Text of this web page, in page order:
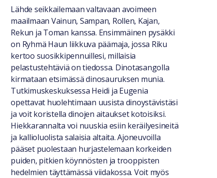
Yleiset tiedot
Lähde seikkailemaan valtavaan avoimeen
maailmaan Vainun, Sampan, Rollen, Kajan,
Rekun ja Toman kanssa. Ensimmäinen pysäkki
on Ryhmä Haun liikkuva päämaja, jossa Riku
kertoo suosikkipennuillesi, millaisia
pelastustehtäviä on tiedossa. Dinotasangolla
kirmataan etsimässä dinosauruksen munia.
Tutkimuskeskuksessa Heidi ja Eugenia
opettavat huolehtimaan uusista dinoystävistäsi
ja voit koristella dinojen aitaukset kotoisiksi.
Hiekkarannalta voi nuuskia esiin keräilyesineitä
ja kallioluolista salaisia altaita. Ajoneuvoilla
pääset puolestaan hurjastelemaan korkeiden
puiden, pitkien köynnösten ja trooppisten
hedelmien täyttämässä viidakossa. Voit myös